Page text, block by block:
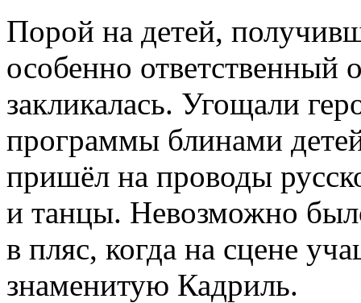
Порой на детей,
особенно ответственный
закликалась. Угощали
программы блинами
пришёл на проводы
и танцы. Невозможно
в пляс, когда на сцене
знаменитую Кадриль.